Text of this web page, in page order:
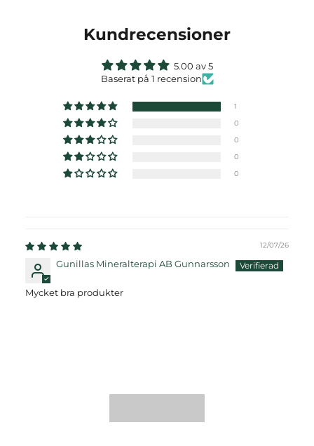
Kundrecensioner
5.00 av 5
Baserat på 1 recension
1
0
0
0
0
12/07/26
Gunillas Mineralterapi AB Gunnarsson
Mycket bra produkter